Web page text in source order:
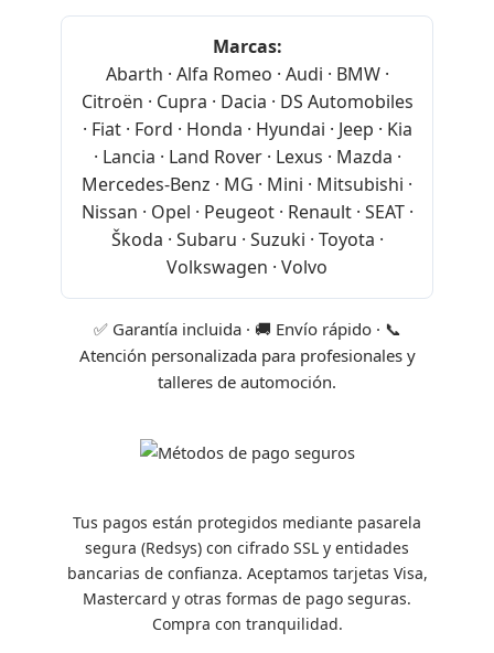
Marcas:
Abarth · Alfa Romeo · Audi · BMW ·
Citroën · Cupra · Dacia · DS Automobiles
· Fiat · Ford · Honda · Hyundai · Jeep · Kia
· Lancia · Land Rover · Lexus · Mazda ·
Mercedes-Benz · MG · Mini · Mitsubishi ·
Nissan · Opel · Peugeot · Renault · SEAT ·
Škoda · Subaru · Suzuki · Toyota ·
Volkswagen · Volvo
✅ Garantía incluida · 🚚 Envío rápido · 📞
Atención personalizada para profesionales y
talleres de automoción.
Tus pagos están protegidos mediante pasarela
segura (Redsys) con cifrado SSL y entidades
bancarias de confianza. Aceptamos tarjetas Visa,
Mastercard y otras formas de pago seguras.
Compra con tranquilidad.